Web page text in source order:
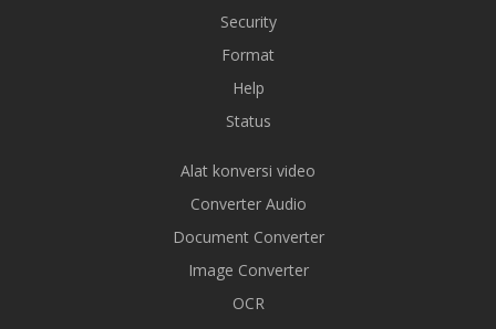
Security
Format
Help
Status
Alat konversi video
Converter Audio
Document Converter
Image Converter
OCR